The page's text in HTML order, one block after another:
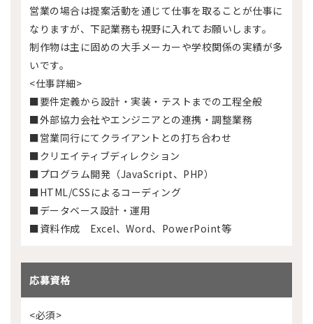
営業の場合は提案活動を通じて仕事を取ることが仕事に
なりますが、下記業務も視野に入れてお願いします。
制作物は主に固めの大手メーカーや学校関係の実績が多
いです。
<仕事詳細>
■要件定義から設計・実装・テストまでの工程全般
■外部協力会社やエンジニアとの連携・調整業務
■営業同行にてクライアントとの打ち合わせ
■クリエイティブディレクション
■プログラム開発（JavaScript、PHP）
■HTML/CSSによるコーディング
■データベース設計・運用
■資料作成 Excel、Word、PowerPoint等
応募資格
<必須>